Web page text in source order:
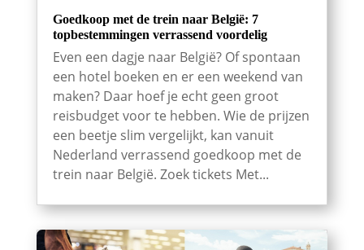
Goedkoop met de trein naar België: 7
topbestemmingen verrassend voordelig
Even een dagje naar België? Of spontaan
een hotel boeken en er een weekend van
maken? Daar hoef je echt geen groot
reisbudget voor te hebben. Wie de prijzen
een beetje slim vergelijkt, kan vanuit
Nederland verrassend goedkoop met de
trein naar België. Zoek tickets Met...